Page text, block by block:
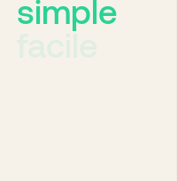
simple
facile